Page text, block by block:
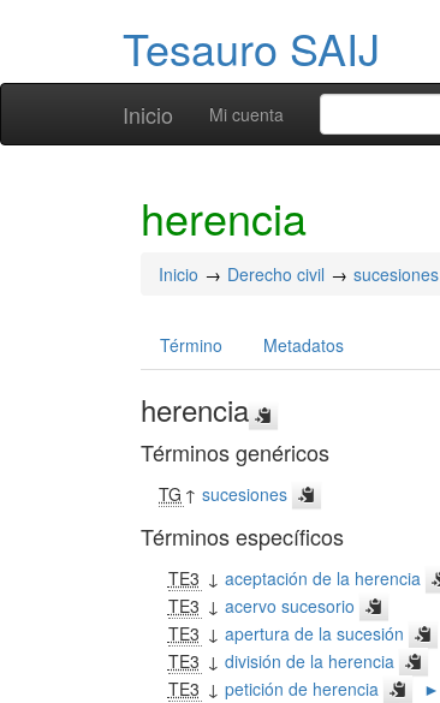
Tesauro SAIJ
Inicio Mi cuenta
herencia
Inicio Derecho civil sucesiones
Término Metadatos
herencia
Términos genéricos
TG ↑sucesiones
Términos específicos
TE3 ↓ aceptación de la herencia
TE3 ↓ acervo sucesorio
TE3 ↓ apertura de la sucesión
TE3 ↓ división de la herencia
TE3 ↓ petición de herencia
►